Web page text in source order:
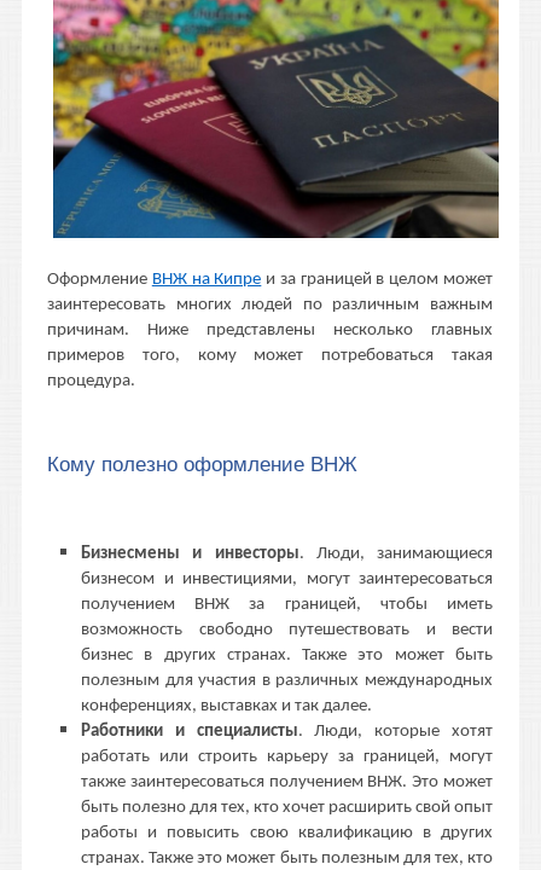
Оформление ВНЖ на Кипре и за границей в целом может
заинтересовать многих людей по различным важным
причинам. Ниже представлены несколько главных
примеров того, кому может потребоваться такая
процедура.
Кому полезно оформление ВНЖ
Бизнесмены и инвесторы. Люди, занимающиеся
бизнесом и инвестициями, могут заинтересоваться
получением ВНЖ за границей, чтобы иметь
возможность свободно путешествовать и вести
бизнес в других странах. Также это может быть
полезным для участия в различных международных
конференциях, выставках и так далее.
Работники и специалисты. Люди, которые хотят
работать или строить карьеру за границей, могут
также заинтересоваться получением ВНЖ. Это может
быть полезно для тех, кто хочет расширить свой опыт
работы и повысить свою квалификацию в других
странах. Также это может быть полезным для тех, кто